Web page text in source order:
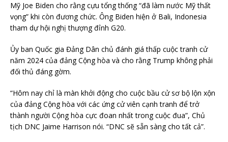
Mỹ Joe Biden cho rằng cựu tổng thống “đã làm nước Mỹ thất
vọng” khi còn đương chức. Ông Biden hiện ở Bali, Indonesia
tham dự hội nghị thượng đỉnh G20.
Ủy ban Quốc gia Đảng Dân chủ đánh giá thấp cuộc tranh cử
năm 2024 của đảng Cộng hòa và cho rằng Trump không phải
đối thủ đáng gờm.
“Hôm nay chỉ là màn khởi động cho cuộc bầu cử sơ bộ lộn xộn
của đảng Cộng hòa với các ứng cử viên cạnh tranh để trở
thành người Cộng hòa cực đoan nhất trong cuộc đua”, Chủ
tịch DNC Jaime Harrison nói. “DNC sẽ sẵn sàng cho tất cả”.